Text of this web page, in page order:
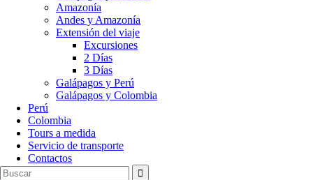
Amazonía
Andes y Amazonía
Extensión del viaje
Excursiones
2 Días
3 Días
Galápagos y Perú
Galápagos y Colombia
Perú
Colombia
Tours a medida
Servicio de transporte
Contactos